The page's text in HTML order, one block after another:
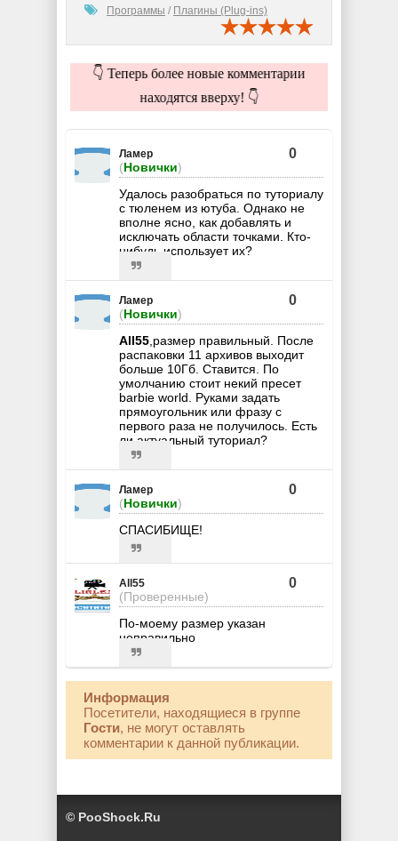
Программы / Плагины (Plug-ins)
👇 Теперь более новые комментарии
находятся вверху! 👇
Ламер
(Новички)
0
Удалось разобраться по туториалу
с тюленем из ютуба. Однако не
вполне ясно, как добавлять и
исключать области точками. Кто-
нибудь использует их?
Ламер
(Новички)
0
All55 ,размер правильный. После
распаковки 11 архивов выходит
больше 10Гб. Ставится. По
умолчанию стоит некий пресет
barbie world. Руками задать
прямоугольник или фразу с
первого раза не получилось. Есть
ли актуальный туториал?
Ламер
(Новички)
0
СПАСИБИЩЕ!
All55
(Проверенные)
0
По-моему размер указан
неправильно
Информация
Посетители, находящиеся в группе
Гости, не могут оставлять
комментарии к данной публикации.
© PooShock.Ru